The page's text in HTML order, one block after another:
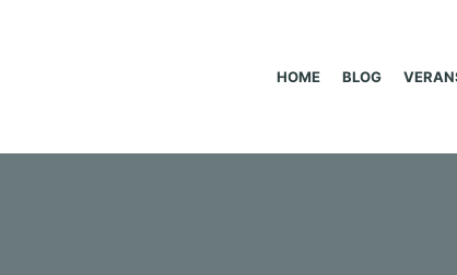
HOME BLOG